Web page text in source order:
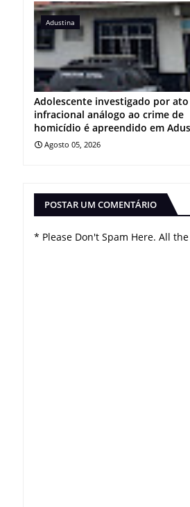
Adustina
Adolescente investigado por ato
infracional análogo ao crime de
homicídio é apreendido em
Agosto 05, 2026
POSTAR UM COMENTÁRIO
* Please Don't Spam Here. All